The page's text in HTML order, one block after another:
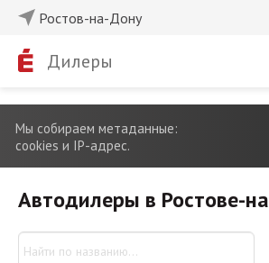
Ростов-на-Дону
Дилеры
Мы собираем метаданные:
cookies и IP-адрес.
Автодилеры в Ростове-